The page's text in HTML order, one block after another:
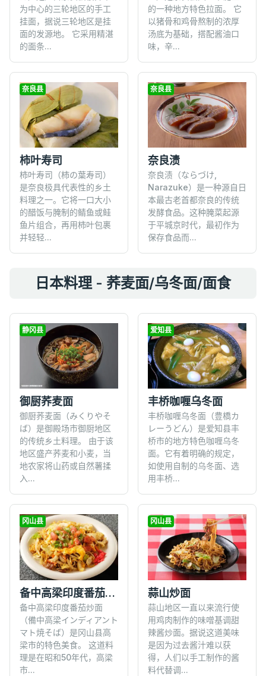
为中心的三轮地区的手工
挂面，据说三轮地区是挂
面的发源地。 它采用精湛
的面条...
的一种地方特色拉面。 它
以猪骨和鸡骨熬制的浓厚
汤底为基础，搭配酱油口
味，辛...
奈良县
柿叶寿司
柿叶寿司（柿の葉寿司）
是奈良极具代表性的乡土
料理之一。它将一口大小
的醋饭与腌制的鲭鱼或鲑
鱼片组合，再用柿叶包裹
并轻轻...
奈良县
奈良渍
奈良渍（ならづけ,
Narazuke）是一种源自日
本最古老首都奈良的传统
发酵食品。这种腌菜起源
于平城京时代，最初作为
保存食品而...
日本料理 - 荞麦面/乌冬面/面食
静冈县
御厨荞麦面
御厨荞麦面（みくりやそ
ば）是御殿场市御厨地区
的传统乡土料理。 由于该
地区盛产荞麦和小麦，当
地农家将山药或自然薯揉
入...
爱知县
丰桥咖喱乌冬面
丰桥咖喱乌冬面（豊橋カ
レーうどん）是爱知县丰
桥市的地方特色咖喱乌冬
面。它有着明确的规定，
如使用自制的乌冬面、选
用丰桥...
冈山县
备中高梁印度番茄炒面
备中高梁印度番茄炒面
（備中高梁インディアント
マト焼そば）是冈山县高
梁市的特色美食。 这道料
理是在昭和50年代，高梁
市...
冈山县
蒜山炒面
蒜山地区一直以来流行使
用鸡肉制作的味噌基调甜
辣酱炒面。据说这道美味
是因为过去酱汁难以获
得，人们以手工制作的酱
料代替调...